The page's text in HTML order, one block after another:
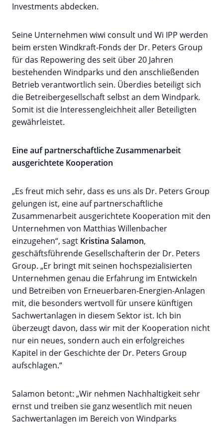
Investments abdecken.
Seine Unternehmen wiwi consult und Wi IPP werden
beim ersten Windkraft-Fonds der Dr. Peters Group
für das Repowering des seit über 20 Jahren
bestehenden Windparks und den anschließenden
Betrieb verantwortlich sein. Überdies beteiligt sich
die Betreibergesellschaft selbst an dem Windpark.
Somit ist die Interessengleichheit aller Beteiligten
gewährleistet.
Eine auf partnerschaftliche Zusammenarbeit
ausgerichtete Kooperation
„Es freut mich sehr, dass es uns als Dr. Peters Group
gelungen ist, eine auf partnerschaftliche
Zusammenarbeit ausgerichtete Kooperation mit den
Unternehmen von Matthias Willenbacher
einzugehen“, sagt Kristina Salamon,
geschäftsführende Gesellschafterin der Dr. Peters
Group. „Er bringt mit seinen hochspezialisierten
Unternehmen genau die Erfahrung im Entwickeln
und Betreiben von Erneuerbaren-Energien-Anlagen
mit, die besonders wertvoll für unsere künftigen
Sachwertanlagen in diesem Sektor ist. Ich bin
überzeugt davon, dass wir mit der Kooperation nicht
nur ein neues, sondern auch ein erfolgreiches
Kapitel in der Geschichte der Dr. Peters Group
aufschlagen.“
Salamon betont: „Wir nehmen Nachhaltigkeit sehr
ernst und treiben sie ganz wesentlich mit neuen
Sachwertanlagen im Bereich von Windparks